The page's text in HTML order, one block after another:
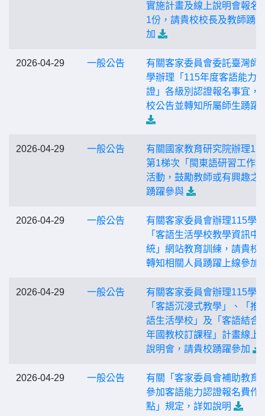
實施計畫及線上說明會報名
1份，請貴校校長及教師踴
加
2026-04-29 一般公告
有關客家委員會委託臺灣師
學辦理「115年度客語能力
證」各級別認證報名事宜，
校公告並轉知所屬師生踴躍
2026-04-29 一般公告
有關國家教育研究院辦理
第1梯次「閩東語研習工作
活動，鼓勵教師或有興趣之
踴躍參與
2026-04-29 一般公告
有關客家委員會辦理115學
「客語生活學校教學資訊中
統」網站教育訓練，請貴校
轉知相關人員踴躍上線參加
2026-04-29 一般公告
有關客家委員會辦理115學
「客語沉浸式教學」、「推
語生活學校」及「客語結合
年國教校訂課程」計畫線上
說明會，請貴校踴躍參加
2026-04-29 一般公告
有關「客家委員會補助教育
參加客語能力認證報名費作
點」規定，詳如說明